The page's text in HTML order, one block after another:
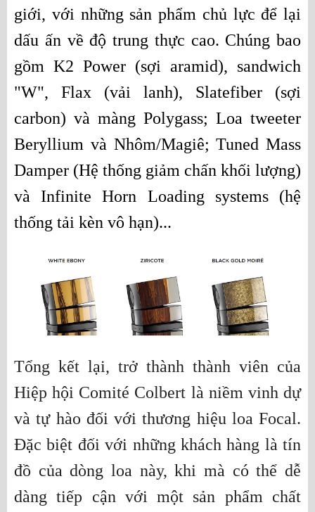
giới, với những sản phẩm chủ lực để lại
dấu ấn về độ trung thực cao. Chúng bao
gồm K2 Power (sợi aramid), sandwich
"W", Flax (vải lanh), Slatefiber (sợi
carbon) và màng Polygass; Loa tweeter
Beryllium và Nhôm/Magiê; Tuned Mass
Damper (Hệ thống giảm chấn khối lượng)
và Infinite Horn Loading systems (hệ
thống tải kèn vô hạn)...
Tổng kết lại, trở thành thành viên của
Hiệp hội Comité Colbert là niềm vinh dự
và tự hào đối với thương hiệu loa Focal.
Đặc biệt đối với những khách hàng là tín
đồ của dòng loa này, khi mà có thể dễ
dàng tiếp cận với một sản phẩm chất